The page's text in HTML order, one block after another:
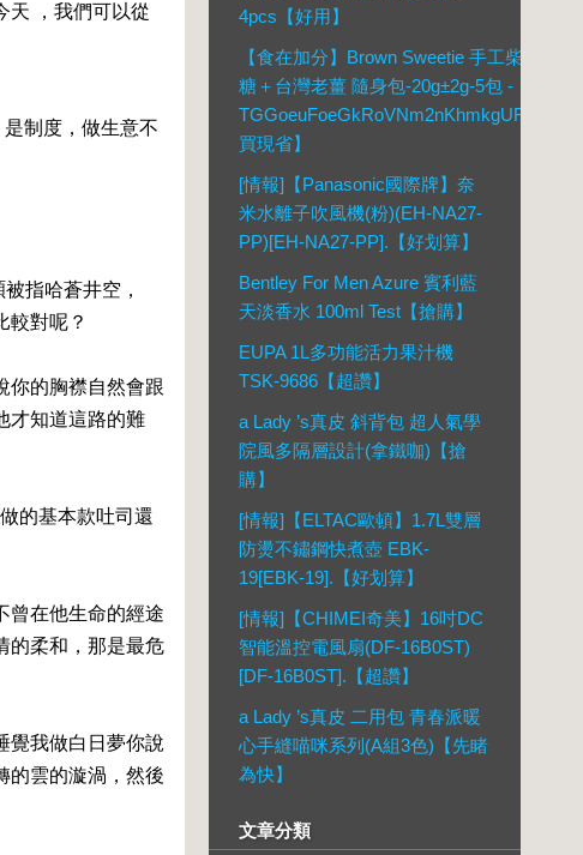
天 ，我們可以從
制度，做生意不
指哈蒼井空，
較對呢？
你的胸襟自然會跟
才知道這路的難
的基本款吐司還
曾在他生命的經途
的柔和，那是最危
覺我做白日夢你說
的雲的漩渦，然後
4pcs【好用】
【食在加分】Brown Sweetie 手工柴燒黑
糖＋台灣老薑 隨身包-20g±2g-5包 -
TGGoeuFoeGkRoVNm2nKhmkgUR【現
買現省】
[情報]【Panasonic國際牌】奈
米水離子吹風機(粉)(EH-NA27-
PP)[EH-NA27-PP].【好划算】
Bentley For Men Azure 賓利藍
天淡香水 100ml Test【搶購】
EUPA 1L多功能活力果汁機
TSK-9686【超讚】
a Lady ’s真皮 斜背包 超人氣學
院風多隔層設計(拿鐵咖)【搶
購】
[情報]【ELTAC歐頓】1.7L雙層
防燙不鏽鋼快煮壺 EBK-
19[EBK-19].【好划算】
[情報]【CHIMEI奇美】16吋DC
智能溫控電風扇(DF-16B0ST)
[DF-16B0ST].【超讚】
a Lady ’s真皮 二用包 青春派暖
心手縫喵咪系列(A組3色)【先睹
為快】
文章分類